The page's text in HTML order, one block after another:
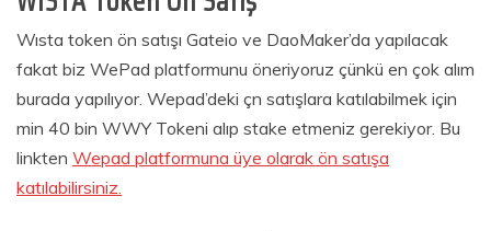
Wısta token ön satışı Gateio ve DaoMaker’da yapılacak
fakat biz WePad platformunu öneriyoruz çünkü en çok alım
burada yapılıyor. Wepad’deki çn satışlara katılabilmek için
min 40 bin WWY Tokeni alıp stake etmeniz gerekiyor. Bu
linkten Wepad platformuna üye olarak ön satışa
katılabilirsiniz.